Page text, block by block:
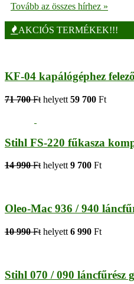
Tovább az összes hírhez »
AKCIÓS TERMÉKEK!!!
KF-04 kapálógéphez
71 700 Ft helyett 59 700 Ft
Stihl FS-220 fűkasza
14 990 Fthelyett9 700 Ft
Oleo-Mac 936 / 940
10 990 Ft helyett 6 990 Ft
Stihl 070 / 090 láncfűrész